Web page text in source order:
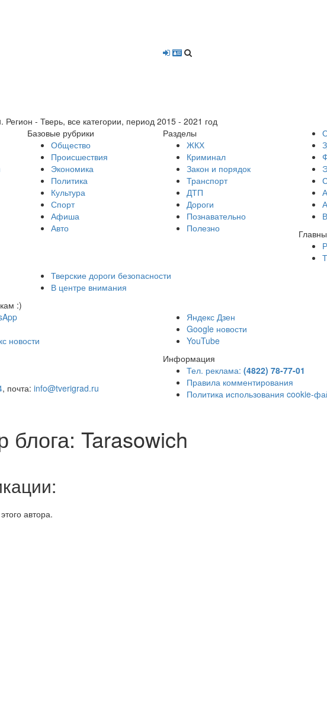
- Тверь, все категории, период 2015 - 2021 год
Базовые рубрики
Общество
Происшествия
Экономика
Политика
Культура
Спорт
Афиша
Авто
Разделы
ЖКХ
Криминал
Закон и порядок
Транспорт
ДТП
Дороги
Познавательно
Полезно
Тверские дороги безопасности
В центре внимания
:)
новости
Яндекс Дзен
Google новости
YouTube
, почта: info@tverigrad.ru
Информация
Тел. реклама: (4822) 78-77-01
Правила комментирования
Политика использования cookie-
блога: Tarasowich
автора.